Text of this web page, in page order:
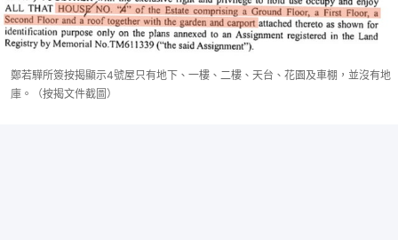
鄭若驊所簽按揭顯示4號屋只有地下、一樓、二樓、天台、花園及車棚，並沒有地
庫。（按揭文件截圖）